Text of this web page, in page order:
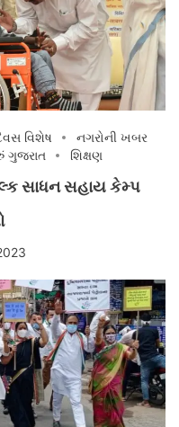
વિશેષ
નગરોની ખબર
ગુજરાત શિક્ષણ
સાધન સહાય કેમ્પ